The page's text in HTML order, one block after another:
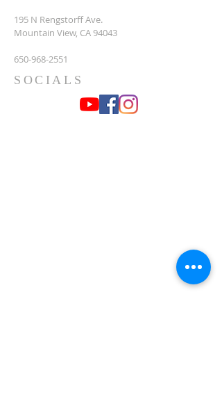
195 N Rengstorff Ave.
Mountain View, CA 94043
650-968-2551
SOCIALS